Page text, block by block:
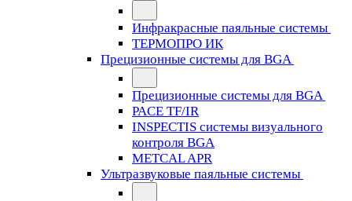
Инфракрасные паяльные системы
ТЕРМОПРО ИК
Прецизионные системы для BGA
Прецизионные системы для BGA
PACE TF/IR
INSPECTIS системы визуального
контроля BGA
METCAL APR
Ультразвуковые паяльные системы